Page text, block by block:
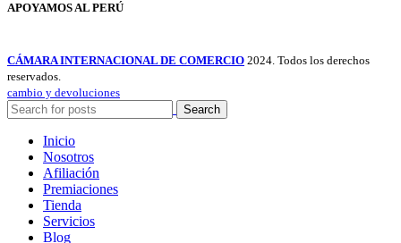
APOYAMOS AL PERÚ
CÁMARA INTERNACIONAL DE COMERCIO 2024. Todos los derechos
reservados.
cambio y devoluciones
Search
Inicio
Nosotros
Afiliación
Premiaciones
Tienda
Servicios
Blog